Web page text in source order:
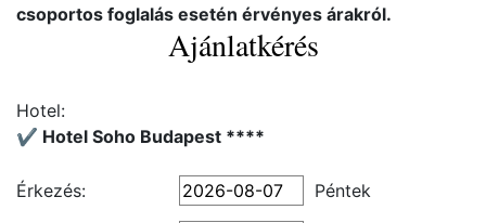
csoportos foglalás esetén érvényes árakról.
Ajánlatkérés
Hotel:
✔️ Hotel Soho Budapest ****
Érkezés: Péntek